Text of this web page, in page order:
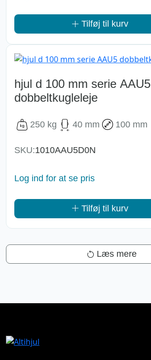
Tilføj til kurv
hjul d 100 mm serie AAU5
dobbeltkugleleje
250 kg 40 mm 100 mm
SKU:1010AAU5D0N
Log ind for at se pris
Tilføj til kurv
Læs mere